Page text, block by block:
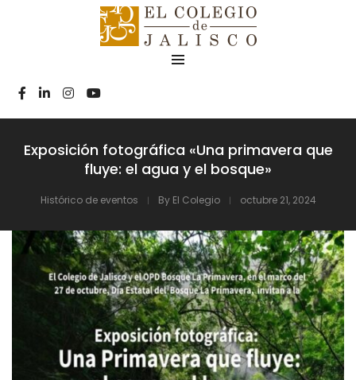
Exposición fotográfica «Una primavera que
fluye: el agua y el bosque»
Histórico de eventos By El Colegio octubre 21, 2024